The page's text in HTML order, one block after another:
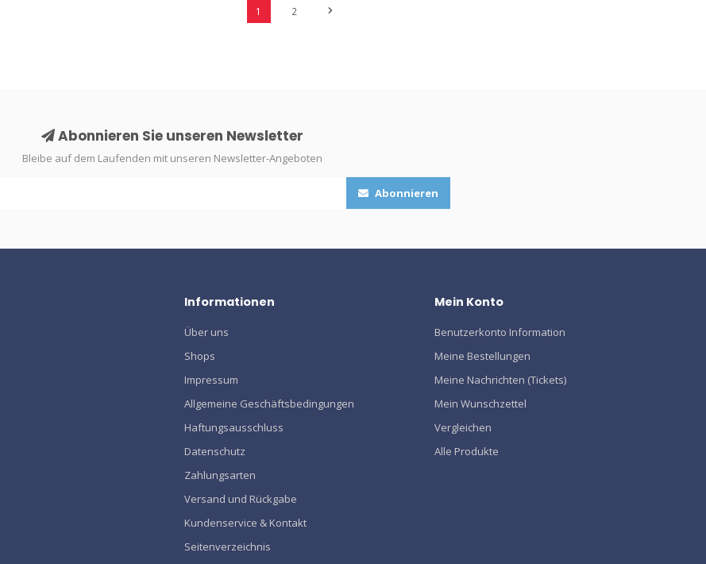
1 2
Abonnieren Sie unseren Newsletter
Bleibe auf dem Laufenden mit unseren Newsletter-Angeboten
Abonnieren
Informationen
Über uns
Shops
Impressum
Allgemeine Geschäftsbedingungen
Haftungsausschluss
Datenschutz
Zahlungsarten
Versand und Rückgabe
Kundenservice & Kontakt
Seitenverzeichnis
Mein Konto
Benutzerkonto Information
Meine Bestellungen
Meine Nachrichten (Tickets)
Mein Wunschzettel
Vergleichen
Alle Produkte